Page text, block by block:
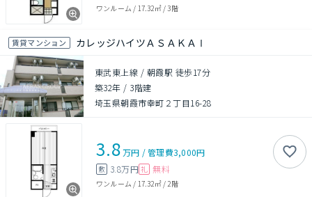
ワンルーム / 17.32㎡/3階
賃貸マンション カレッジハイツＡＳＡＫＡⅠ
東武東上線 / 朝霞駅 徒歩17分
築32年 / 3階建
埼玉県朝霞市幸町２丁目16-28
3.8万円 /管理費3,000円
敷 3.8万円 礼 無料
ワンルーム / 17.32㎡/ 2階